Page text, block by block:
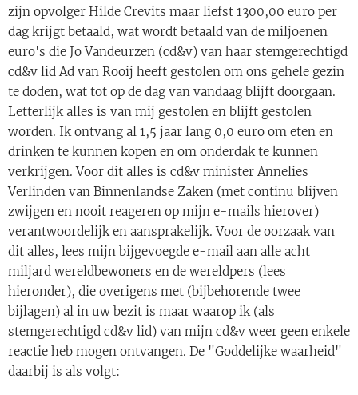
zijn opvolger Hilde Crevits maar liefst 1300,00 euro per
dag krijgt betaald, wat wordt betaald van de miljoenen
euro's die Jo Vandeurzen (cd&v) van haar stemgerechtigd
cd&v lid Ad van Rooij heeft gestolen om ons gehele gezin
te doden, wat tot op de dag van vandaag blijft doorgaan.
Letterlijk alles is van mij gestolen en blijft gestolen
worden. Ik ontvang al 1,5 jaar lang 0,0 euro om eten en
drinken te kunnen kopen en om onderdak te kunnen
verkrijgen. Voor dit alles is cd&v minister Annelies
Verlinden van Binnenlandse Zaken (met continu blijven
zwijgen en nooit reageren op mijn e-mails hierover)
verantwoordelijk en aansprakelijk. Voor de oorzaak van
dit alles, lees mijn bijgevoegde e-mail aan alle acht
miljard wereldbewoners en de wereldpers (lees
hieronder), die overigens met (bijbehorende twee
bijlagen) al in uw bezit is maar waarop ik (als
stemgerechtigd cd&v lid) van mijn cd&v weer geen enkele
reactie heb mogen ontvangen. De "Goddelijke waarheid"
daarbij is als volgt: